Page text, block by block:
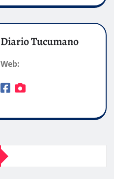
Diario Tucumano
Web: